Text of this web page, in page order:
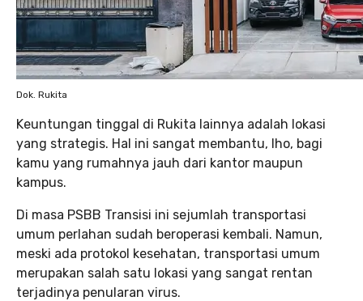
Dok. Rukita
Keuntungan tinggal di Rukita lainnya adalah lokasi
yang strategis. Hal ini sangat membantu, lho, bagi
kamu yang rumahnya jauh dari kantor maupun
kampus.
Di masa PSBB Transisi ini sejumlah transportasi
umum perlahan sudah beroperasi kembali. Namun,
meski ada protokol kesehatan, transportasi umum
merupakan salah satu lokasi yang sangat rentan
terjadinya penularan virus.